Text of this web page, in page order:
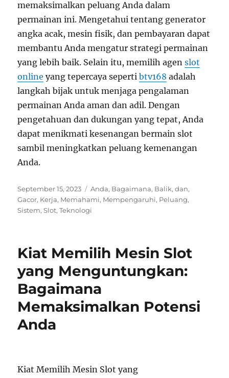
memaksimalkan peluang Anda dalam
permainan ini. Mengetahui tentang generator
angka acak, mesin fisik, dan pembayaran dapat
membantu Anda mengatur strategi permainan
yang lebih baik. Selain itu, memilih agenslot
online yang tepercaya sepertibtv168 adalah
langkah bijak untuk menjaga pengalaman
permainan Anda aman dan adil. Dengan
pengetahuan dan dukungan yang tepat, Anda
dapat menikmati kesenangan bermain slot
sambil meningkatkan peluang kemenangan
Anda.
Posted
on
September 15, 2023 Tags
Anda, Bagaimana, Balik,dan,
Gacor, Kerja, Memahami, Mempengaruhi, Peluang,
Sistem,Slot,Teknologi
Kiat Memilih Mesin Slot
yang Menguntungkan:
Bagaimana
Memaksimalkan Potensi
Anda
Kiat Memilih Mesin Slot yang